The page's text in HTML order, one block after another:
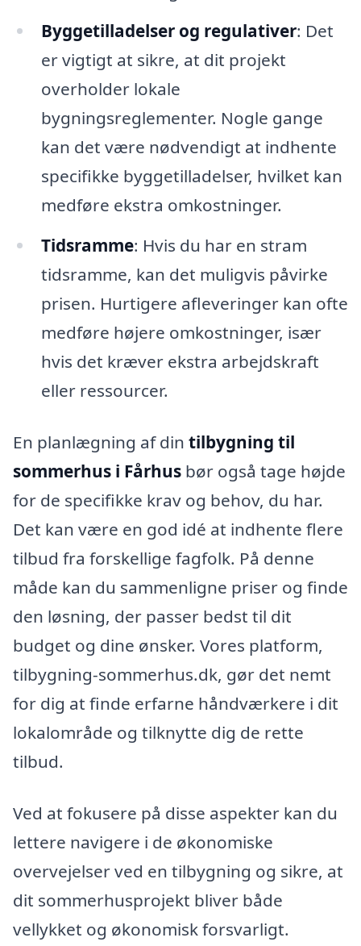
Byggetilladelser og regulativer: Det
er vigtigt at sikre, at dit projekt
overholder lokale
bygningsreglementer. Nogle gange
kan det være nødvendigt at indhente
specifikke byggetilladelser, hvilket kan
medføre ekstra omkostninger.
Tidsramme: Hvis du har en stram
tidsramme, kan det muligvis påvirke
prisen. Hurtigere afleveringer kan ofte
medføre højere omkostninger, især
hvis det kræver ekstra arbejdskraft
eller ressourcer.
En planlægning af din tilbygning til
sommerhus i Fårhus bør også tage højde
for de specifikke krav og behov, du har.
Det kan være en god idé at indhente flere
tilbud fra forskellige fagfolk. På denne
måde kan du sammenligne priser og finde
den løsning, der passer bedst til dit
budget og dine ønsker. Vores platform,
tilbygning-sommerhus.dk, gør det nemt
for dig at finde erfarne håndværkere i dit
lokalområde og tilknytte dig de rette
tilbud.
Ved at fokusere på disse aspekter kan du
lettere navigere i de økonomiske
overvejelser ved en tilbygning og sikre, at
dit sommerhusprojekt bliver både
vellykket og økonomisk forsvarligt.